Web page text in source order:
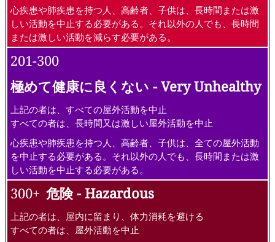
心疾患や肺疾患を持つ人、高齢者、子供は、長時間または激
しい活動を中止する必要がある。それ以外の人でも、長時間
または激しい活動を減らす必要がある。
201-300
極めて健康に良くない - Very Unhealthy
上記の者は、すべての屋外活動を中止
すべての者は、長時間又は激しい屋外活動を中止
心疾患や肺疾患を持つ人、高齢者、子供は、全ての屋外活動
を中止する必要がある。それ以外の人でも、長時間または激
しい活動を中止する必要がある。
300+ 危険 - Hazardous
上記の者は、屋内に留まり、体力消耗を避ける
すべての者は、屋外活動を中止